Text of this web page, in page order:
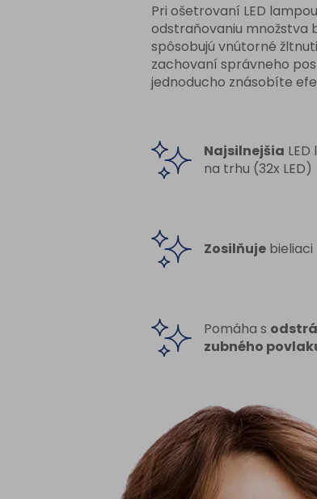
Pri ošetrovaní LED
odstraňovaniu množstva
spôsobujú vnútorné
zachovaní správneho
jednoducho znásobíte
Najsilnejšia
na trhu (32x LED)
Zosilňuje
Pomáha s
zubného